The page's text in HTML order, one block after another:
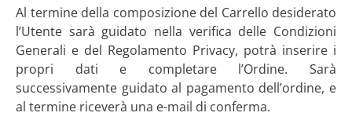
Al termine della composizione del Carrello desiderato
l’Utente sarà guidato nella verifica delle Condizioni
Generali e del Regolamento Privacy, potrà inserire i
propri dati e completare l’Ordine. Sarà
successivamente guidato al pagamento dell’ordine, e
al termine riceverà una e-mail di conferma.